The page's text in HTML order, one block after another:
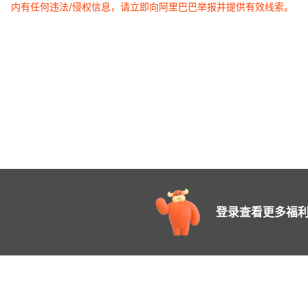
内有任何违法/侵权信息，请立即向阿里巴巴举报并提供有效线索。
登录查看更多福